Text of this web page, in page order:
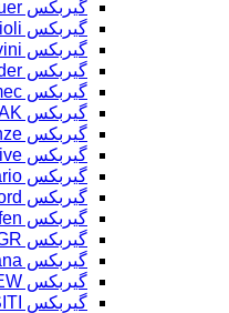
گیربکس Bauer
گیربکس Bonfiglioli
گیربکس Brevini
گیربکس Flender
گیربکس Hydromec
گیربکس IMAK
گیربکس Lenze
گیربکس Motive
گیربکس Motovario
گیربکس Nord
گیربکس Oztekfen
گیربکس PGR
گیربکس Reggiana
گیربکس SEW
گیربکس SITI